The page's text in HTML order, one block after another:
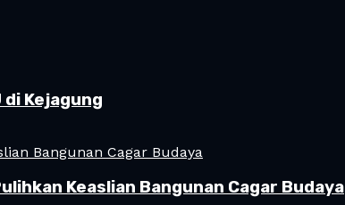
Kejagung
Keaslian Bangunan Cagar Budaya